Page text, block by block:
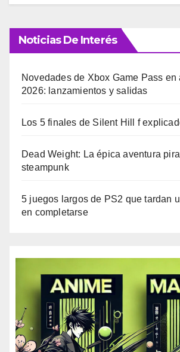
Noticias De Interés
Novedades de Xbox Game Pass en
2026: lanzamientos y salidas
Los 5 finales de Silent Hill f
Dead Weight: La épica aventura
steampunk
5 juegos largos de PS2 que tardan
en completarse